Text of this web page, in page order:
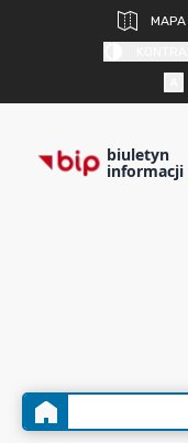
biuletyn
informacji